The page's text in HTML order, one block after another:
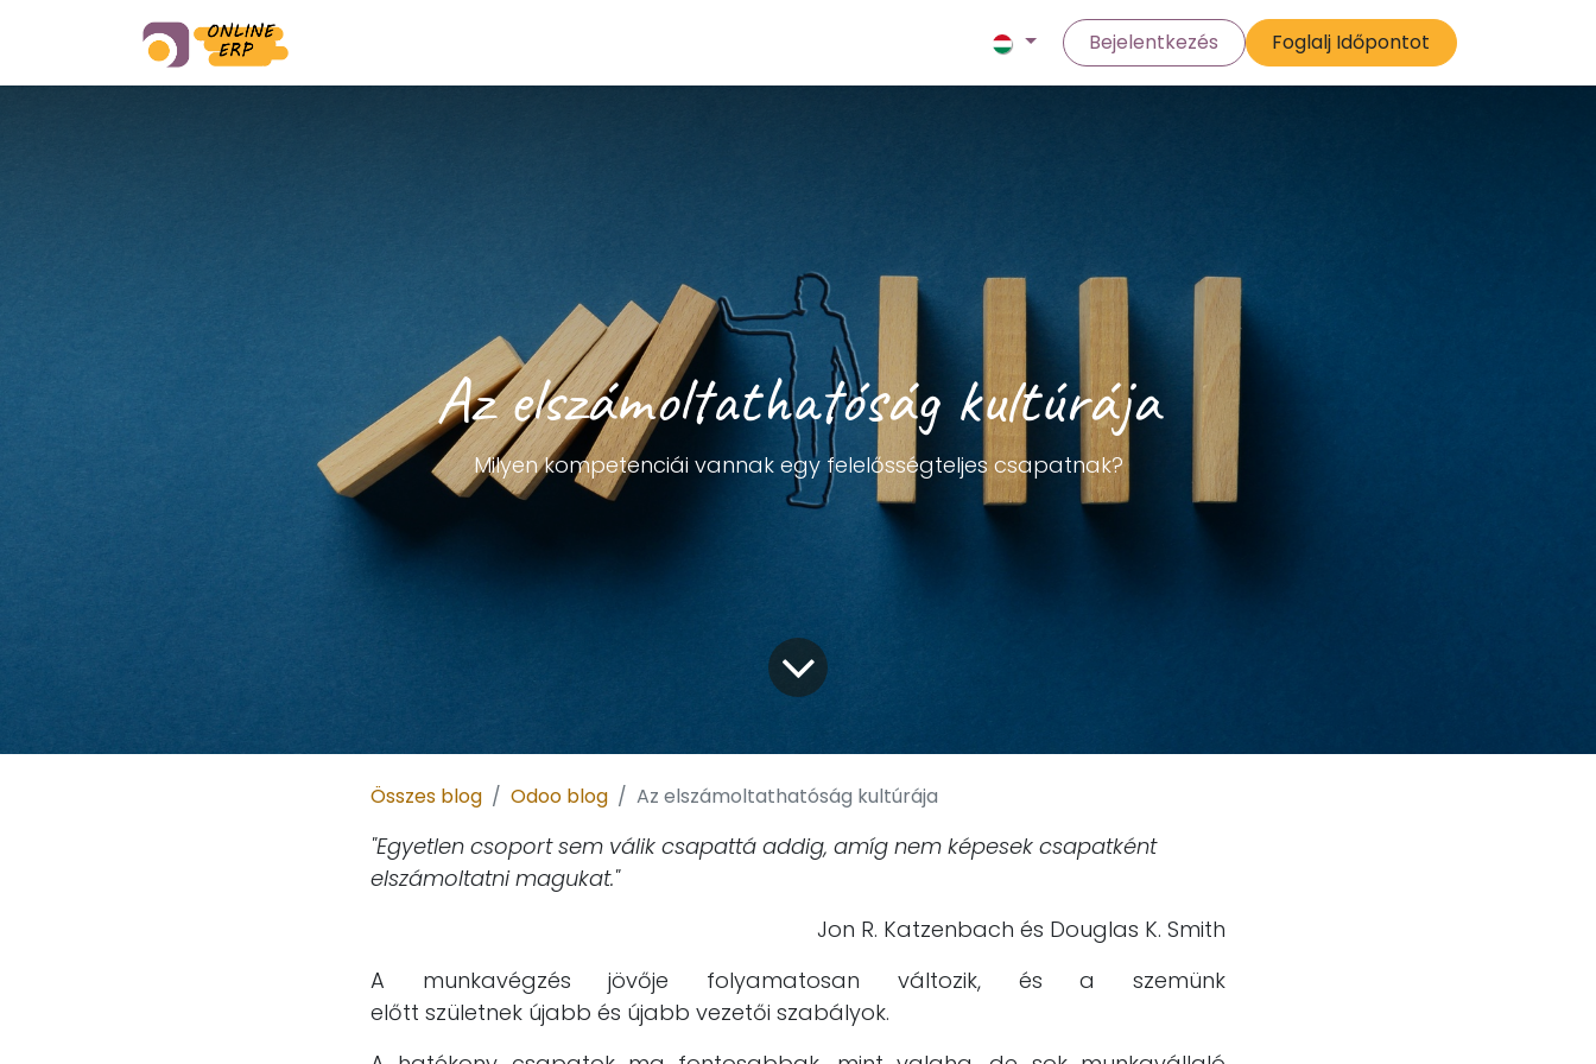
Támogatás | Online ERPBejelentkezés Foglalj Időpontot
Az elszámoltathatóság kultúrája
Milyen kompetenciái vannak egy felelősségteljes csapatnak?
Összes blog Odoo blog Az elszámoltathatóság kultúrája
"Egyetlen csoport sem válik csapattá addig, amíg nem képesek csapatként
elszámoltatni magukat."
Jon R. Katzenbach és Douglas K. Smith
A munkavégzés jövője folyamatosan változik, és a szemünk
előtt születnek újabb és újabb vezetői szabályok.